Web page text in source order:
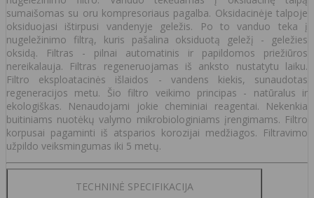
sumaišomas su oru kompresoriaus pagalba. Oksidacinėje talpoje
oksiduojasi ištirpusi vandenyje geležis. Po to vanduo teka į
nugeležinimo filtrą, kuris pašalina oksiduotą geležį - geležies
oksidą. Filtras - pilnai automatinis ir papildomos priežiūros
nereikalauja. Filtras regeneruojamas iš anksto nustatytu laiku.
Filtro eksploatacinės išlaidos - vandens kiekis, sunaudotas
regeneracijos metu. Šio filtro veikimo principas - natūralus ir
ekologiškas. Nenaudojami jokie cheminiai reagentai. Nekenkia
buitiniams nuotėkų valymo mikrobiologiniams įrengimams. Filtro
korpusai pagaminti iš atsparios korozijai medžiagos. Filtravimo
užpildo veiksmingumas iki 5 metų.
TECHNINĖ SPECIFIKACIJA